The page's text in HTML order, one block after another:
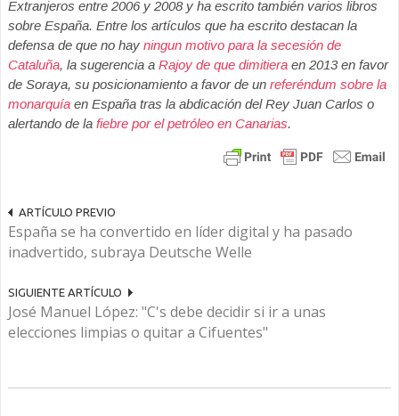
Extranjeros entre 2006 y 2008 y ha escrito también varios libros
sobre España. Entre los artículos que ha escrito destacan la
defensa de que no hay ningun motivo para la secesión de
Cataluña, la sugerencia a Rajoy de que dimitiera en 2013 en favor
de Soraya, su posicionamiento a favor de un referéndum sobre la
monarquía en España tras la abdicación del Rey Juan Carlos o
alertando de la fiebre por el petróleo en Canarias.
ARTÍCULO PREVIO
España se ha convertido en líder digital y ha pasado
inadvertido, subraya Deutsche Welle
SIGUIENTE ARTÍCULO
José Manuel López: "C's debe decidir si ir a unas
elecciones limpias o quitar a Cifuentes"